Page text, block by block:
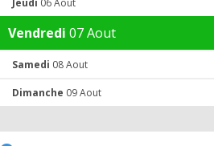
Jeudi 06 Aout
Vendredi 07 Aout
Samedi 08 Aout
Dimanche 09 Aout